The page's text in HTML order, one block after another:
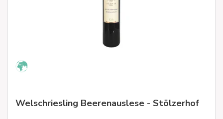
Welschriesling Beerenauslese - Stölzerhof